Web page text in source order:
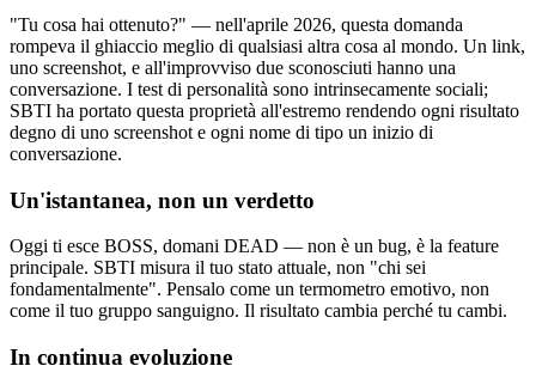
"Tu cosa hai ottenuto?" — nell'aprile 2026, questa domanda
rompeva il ghiaccio meglio di qualsiasi altra cosa al mondo. Un link,
uno screenshot, e all'improvviso due sconosciuti hanno una
conversazione. I test di personalità sono intrinsecamente sociali;
SBTI ha portato questa proprietà all'estremo rendendo ogni risultato
degno di uno screenshot e ogni nome di tipo un inizio di
conversazione.
Un'istantanea, non un verdetto
Oggi ti esce BOSS, domani DEAD — non è un bug, è la feature
principale. SBTI misura il tuo stato attuale, non "chi sei
fondamentalmente". Pensalo come un termometro emotivo, non
come il tuo gruppo sanguigno. Il risultato cambia perché tu cambi.
In continua evoluzione